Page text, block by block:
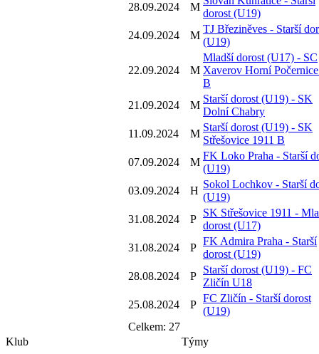
28.09.2024 M
dorost (U19)
24.09.2024
M
TJ Březiněves - Starší
(U19)
22.09.2024 M
Mladší dorost (U17) - SC
Xaverov Horní
B
21.09.2024
M
Starší dorost (U19) - SK
Dolní Chabry
11.09.2024
M
Starší dorost (U19) - SK
Střešovice 1911 B
07.09.2024
M
FK Loko Praha - Starší
(U19)
03.09.2024
H
Sokol Lochkov - Starší
(U19)
31.08.2024
P
SK Střešovice 1911 -
dorost (U17)
31.08.2024
P
FK Admira Praha - Starší
dorost (U19)
28.08.2024
P
Starší dorost (U19) - FC
Zličín U18
25.08.2024
P
FC Zličín - Starší dorost
(U19)
Celkem: 27
Klub
Týmy